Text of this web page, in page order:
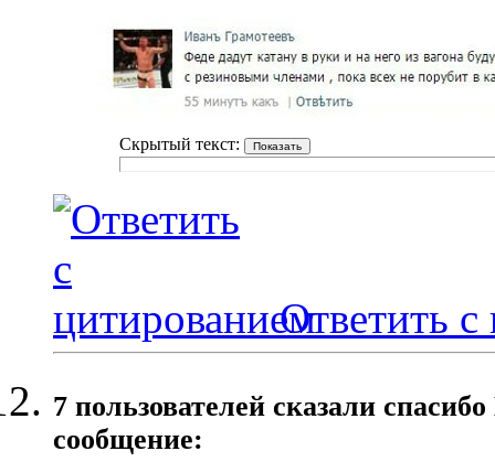
Скрытый текст:
Ответить с
7 пользователей сказали
сообщение: